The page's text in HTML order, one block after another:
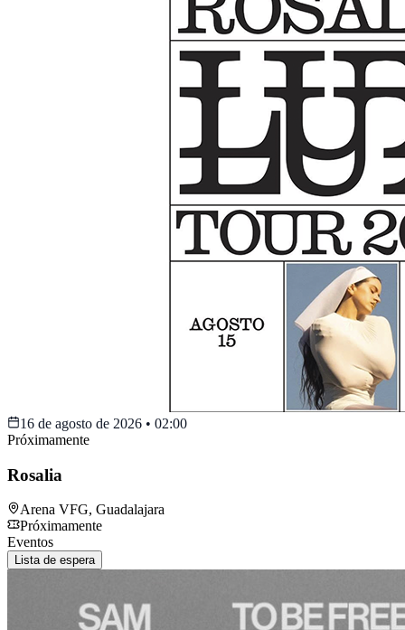
16 de agosto de 2026 • 02:00
Próximamente
Rosalia
Arena VFG, Guadalajara
Próximamente
Eventos
Lista de espera